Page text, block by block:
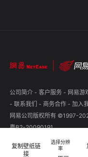
复制壁纸链
接
选择分辨
率
公司简介 - 客户服务 - 网易游
- 联系我们 - 商务合作 - 加入
网易公司版权所有 ©1997-
粤B2-20090191